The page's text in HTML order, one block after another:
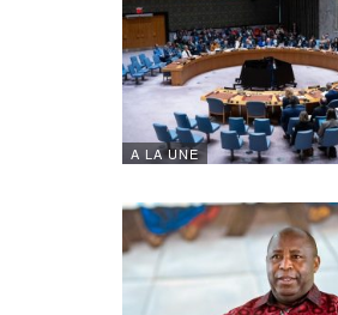
A LA UNE